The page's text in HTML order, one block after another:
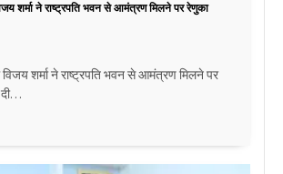
शर्मा ने राष्ट्रपति भवन से आमंत्रण मिलने पर रेणुका
शर्मा ने राष्ट्रपति भवन से आमंत्रण मिलने पर
दी…